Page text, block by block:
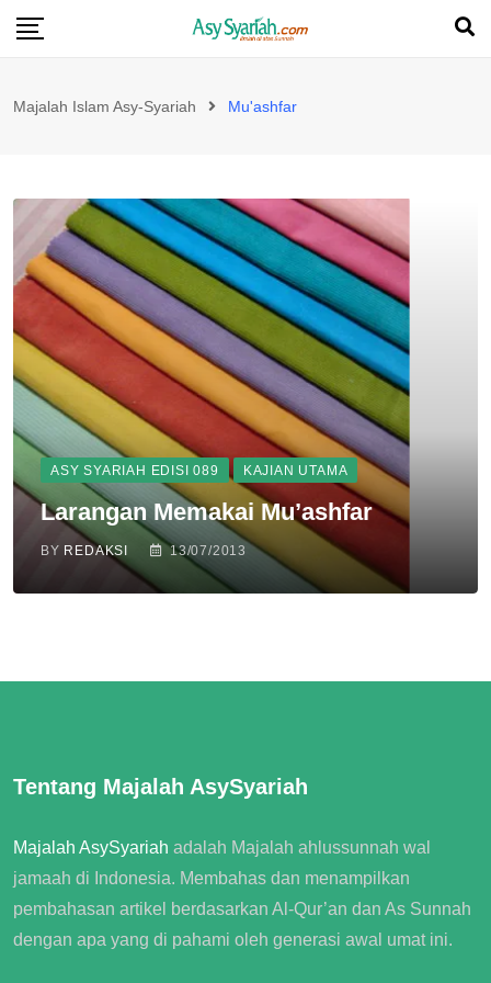
Skip
Majalah Islam Asy-Syariah Mu'ashfar
ASY SYARIAH EDISI 089 KAJIAN UTAMA
Larangan Memakai Mu’ashfar
BY REDAKSI 13/07/2013
Tentang Majalah AsySyariah
Majalah AsySyariah adalah Majalah ahlussunnah wal
jamaah di Indonesia. Membahas dan menampilkan
pembahasan artikel berdasarkan Al-Qur’an dan As Sunnah
dengan apa yang di pahami oleh generasi awal umat ini.